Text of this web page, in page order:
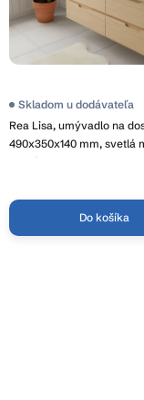
Rea Lisa, umývadlo na
490x350x140 mm, svetlá
lesklá, REA-U6620
Skladom u dodávateľa
Do košíka